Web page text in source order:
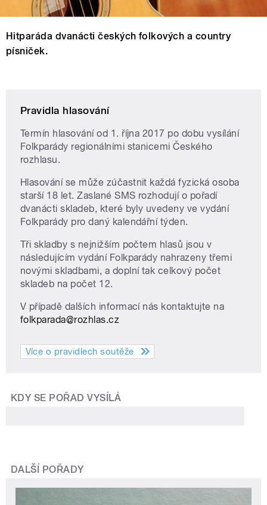
Hitparáda dvanácti českých folkových a country
písniček.
Pravidla hlasování
Termín hlasování od 1. října 2017 po dobu vysílání
Folkparády regionálními stanicemi Českého
rozhlasu.
Hlasování se může zúčastnit každá fyzická osoba
starší 18 let. Zaslané SMS rozhodují o pořadí
dvanácti skladeb, které byly uvedeny ve vydání
Folkparády pro daný kalendářní týden.
Tři skladby s nejnižším počtem hlasů jsou v
následujícím vydání Folkparády nahrazeny třemi
novými skladbami, a doplní tak celkový počet
skladeb na počet 12.
V případě dalších informací nás kontaktujte na
folkparada@rozhlas.cz
Více o pravidlech soutěže
KDY SE POŘAD VYSÍLÁ
DALŠÍ POŘADY